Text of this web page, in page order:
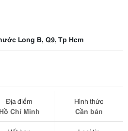
Long B, Q9, Tp Hcm
Địa điểm
Hồ Chí Minh
Hình thức
Cần bán